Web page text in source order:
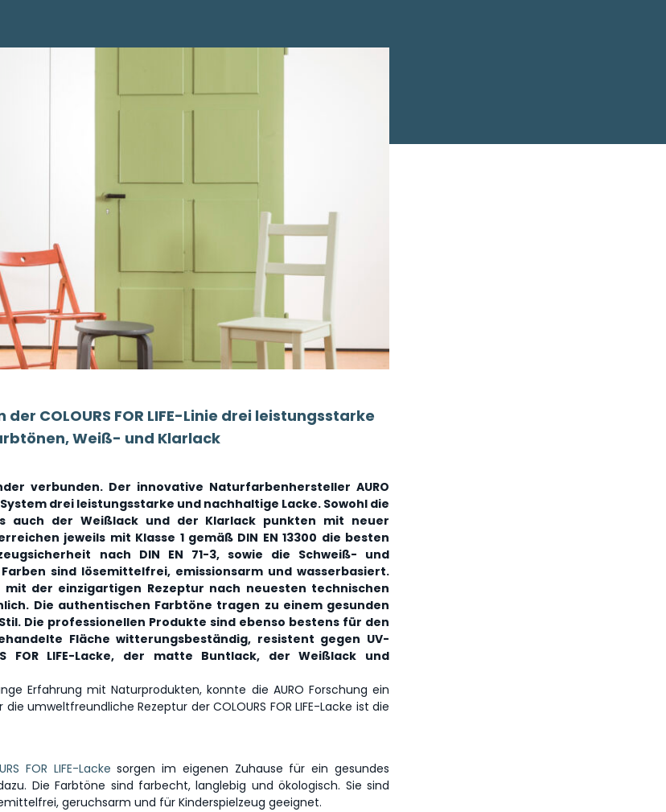
COLOURS FOR LIFE-Linie drei leistungsstarke
Weiß- und Klarlack
verbunden. Der innovative Naturfarbenhersteller AURO
drei leistungsstarke und nachhaltige Lacke. Sowohl die
auch der Weißlack und der Klarlack punkten mit neuer
jeweils mit Klasse 1 gemäß DIN EN 13300 die besten
nach DIN EN 71-3, sowie die Schweiß- und
sind lösemittelfrei, emissionsarm und wasserbasiert.
der einzigartigen Rezeptur nach neuesten technischen
Die authentischen Farbtöne tragen zu einem gesunden
Die professionellen Produkte sind ebenso bestens für den
Fläche witterungsbeständig, resistent gegen UV-
FOR LIFE-Lacke, der matte Buntlack, der Weißlack und
Erfahrung mit Naturprodukten, konnte die AURO Forschung ein
umweltfreundliche Rezeptur der COLOURS FOR LIFE-Lacke ist die
FOR LIFE-Lacke sorgen im eigenen Zuhause für ein gesundes
Die Farbtöne sind farbecht, langlebig und ökologisch. Sie sind
geruchsarm und für Kinderspielzeug geeignet.